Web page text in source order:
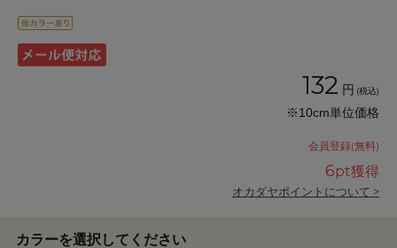
132 円 (税込)
※10cm単位価格
会員登録(無料)
6pt獲得
オカダヤポイントについて >
カラーを選択してください